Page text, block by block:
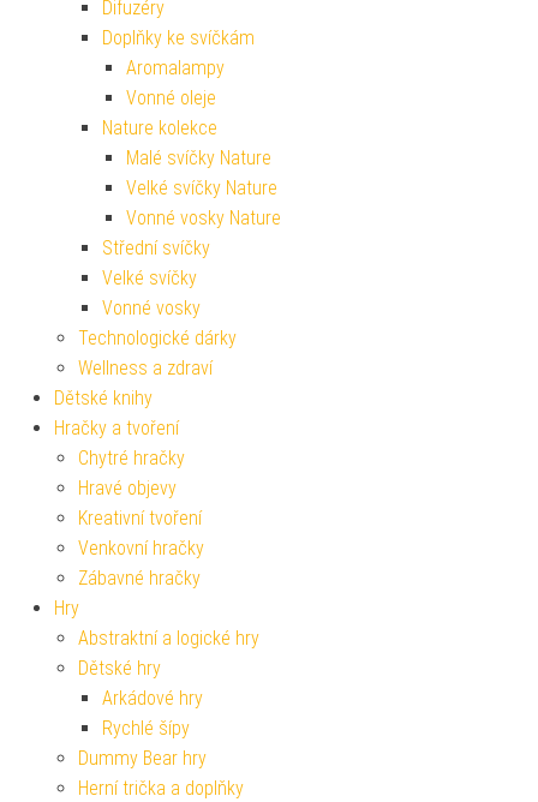
Difuzéry
Doplňky ke svíčkám
Aromalampy
Vonné oleje
Nature kolekce
Malé svíčky Nature
Velké svíčky Nature
Vonné vosky Nature
Střední svíčky
Velké svíčky
Vonné vosky
Technologické dárky
Wellness a zdraví
Dětské knihy
Hračky a tvoření
Chytré hračky
Hravé objevy
Kreativní tvoření
Venkovní hračky
Zábavné hračky
Hry
Abstraktní a logické hry
Dětské hry
Arkádové hry
Rychlé šípy
Dummy Bear hry
Herní trička a doplňky